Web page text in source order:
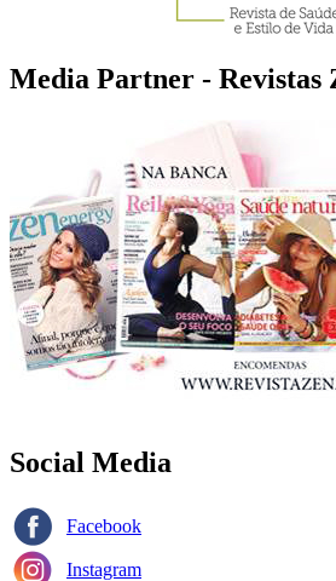
Media Partner - Revistas
Social Media
Facebook
Instagram